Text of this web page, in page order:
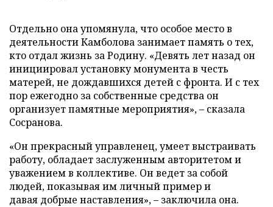
Отдельно она упомянула, что особое место в
деятельности Камболова занимает память о тех,
кто отдал жизнь за Родину. «Девять лет назад он
инициировал установку монумента в честь
матерей, не дождавшихся детей с фронта. И с тех
пор ежегодно за собственные средства он
организует памятные мероприятия», – сказала
Сосранова.
«Он прекрасный управленец, умеет выстраивать
работу, обладает заслуженным авторитетом и
уважением в коллективе. Он ведет за собой
людей, показывая им личный пример и
давая добрые наставления», – заключила она.